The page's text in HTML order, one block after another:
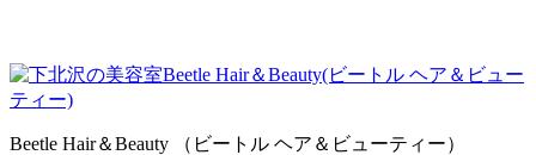
Beetle Hair＆Beauty （ビートル ヘア＆ビューティー）